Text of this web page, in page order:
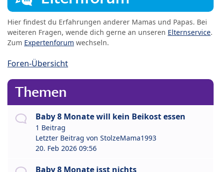
Hier findest du Erfahrungen anderer Mamas und Papas. Bei
weiteren Fragen, wende dich gerne an unseren Elternservice.
Zum Expertenforum wechseln.
Foren-Übersicht
Themen
Baby 8 Monate will kein Beikost essen
1 Beitrag
Letzter Beitrag von StolzeMama1993
20. Feb 2026 09:56
Baby 8 Monate isst nichts